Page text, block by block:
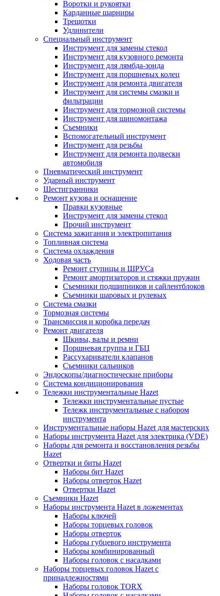
Воротки и рукоятки
Карданные шарниры
Трещотки
Удлинители
Специальный инструмент
Инструмент для замены стекол
Инструмент для кузовного ремонта
Инструмент для лямбда-зонда
Инструмент для поршневых колец
Инструмент для ремонта двигателя
Инструмент для системы смазки и
фильтрации
Инструмент для тормозной системы
Инструмент для шиномонтажа
Съемники
Вспомогательный инструмент
Инструмент для резьбы
Инструмент для ремонта подвески
автомобиля
Пневматический инструмент
Ударный инструмент
Шестигранники
Ремонт кузова и оснащение
Правки кузовные
Инструмент для замены стекол
Прочий инструмент
Система зажигания и электропитания
Топливная система
Система охлаждения
Ходовая часть
Ремонт ступицы и ШРУСа
Ремонт амортизаторов и стяжки пружин
Съемники подшипников и сайлентблоков
Съемники шаровых и рулевых
Система смазки
Тормозная системы
Трансмиссия и коробка передач
Ремонт двигателя
Шкивы, валы и ремни
Поршневая группа и ГБЦ
Рассухариватели клапанов
Съемники сальников
Эндоскопы/диагностические приборы
Система кондиционирования
Тележки инструментальные Hazet
Тележки инструментальные пустые
Тележк инструментальные с набором
инструмента
Инструментальные наборы Hazet для мастерских
Наборы инструмента Hazet для электрика (VDE)
Наборы для ремонта и восстановления резьбы
Hazet
Отвертки и биты Hazet
Наборы бит Hazet
Наборы отверток Hazet
Отвертки Hazet
Съемники Hazet
Наборы инструмента Hazet в ложементах
Наборы ключей
Наборы торцевых головок
Наборы отверток
Наборы губцевого инструмента
Наборы комбинированный
Наборы головок с насадками
Наборы торцевых головок Hazet с
принадлежностями
Наборы головок TORX